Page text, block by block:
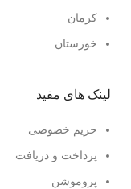
کرمان
خوزستان
لینک های مفید
حریم خصوصی
پرداخت و دریافت
پروموشن